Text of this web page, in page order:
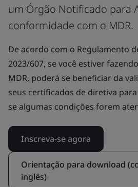
um Órgão Notificado para
conformidade com o MDR.
De acordo com o Regulamento
2023/607, se você estiver
MDR, poderá se beneficiar da
seus certificados de diretiva
se algumas condições forem
Inscreva-se agora
Orientação para download
inglês)